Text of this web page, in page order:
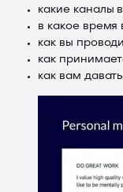
какие каналы
в какое время
как вы
как
как вам